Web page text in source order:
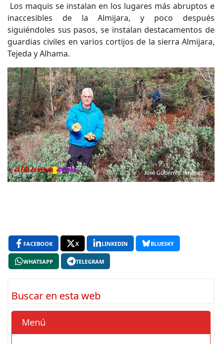
Los maquis se instalan en los lugares más abruptos e
inaccesibles de la Almijara, y poco después
siguiéndoles sus pasos, se instalan destacamentos de
guardias civiles en varios cortijos de la sierra Almijara,
Tejeda y Alhama.
FACEBOOK X LINKEDIN BLUESKY
WHATSAPP TELEGRAM
Buscar en esta web
Menú